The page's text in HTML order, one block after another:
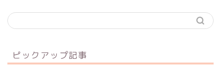
ピックアップ記事